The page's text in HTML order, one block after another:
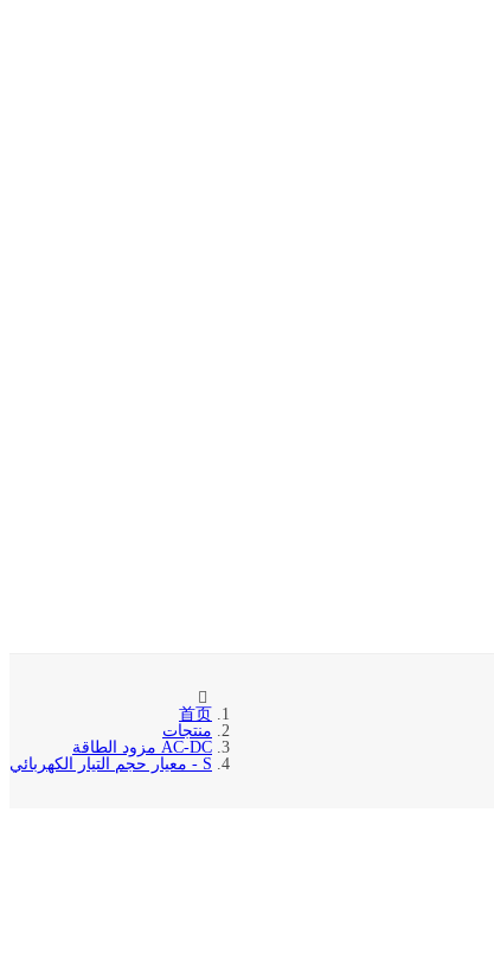
首页
منتجات
AC-DC مزود الطاقة
S - معيار حجم التيار الكهربائي